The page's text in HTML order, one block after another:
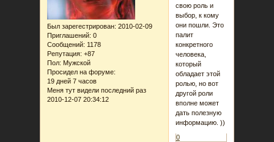
Был зарегестрирован: 2010-02-09
Приглашений: 0
Сообщений: 1178
Репутация: +87
Пол: Мужской
Просидел на форуме:
19 дней 7 часов
Меня тут видели последний раз
2010-12-07 20:34:12
свою роль и
выбор, к кому
они пошли. Это
палит
конкретного
человека,
который
обладает этой
ролью, но вот
другой роли
вполне может
дать полезную
информацию. ))
0